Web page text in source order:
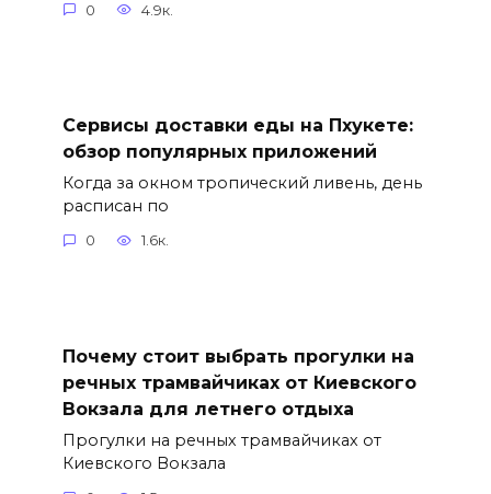
0 4.9к.
Сервисы доставки еды на Пхукете:
обзор популярных приложений
Когда за окном тропический ливень, день
расписан по
0 1.6к.
Почему стоит выбрать прогулки на
речных трамвайчиках от Киевского
Вокзала для летнего отдыха
Прогулки на речных трамвайчиках от
Киевского Вокзала